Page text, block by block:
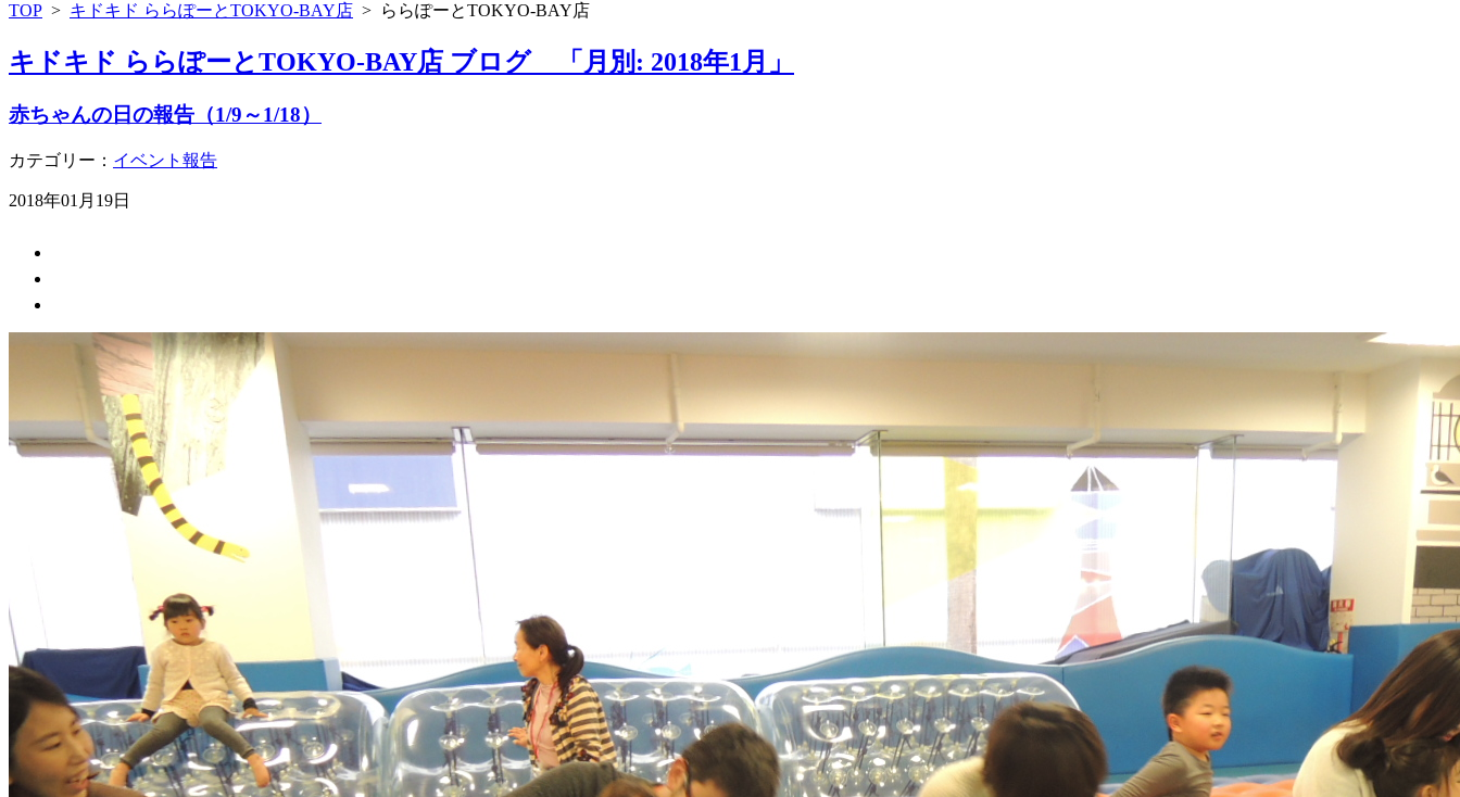
TOP > キドキド ららぽーとTOKYO-BAY店 > ららぽーとTOKYO-BAY店
キドキド ららぽーとTOKYO-BAY店 ブログ 「月別: 2018年1月」
赤ちゃんの日の報告（1/9～1/18）
カテゴリー： イベント報告
2018年01月19日